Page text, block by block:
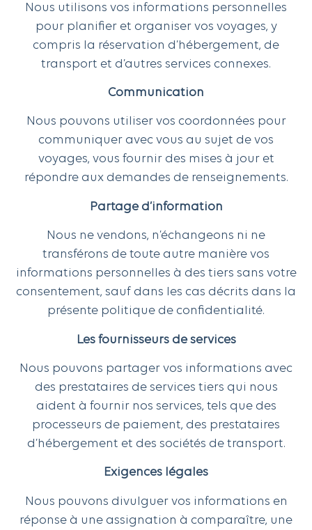
Nous utilisons vos informations personnelles
pour planifier et organiser vos voyages, y
compris la réservation d’hébergement, de
transport et d’autres services connexes.
Communication
Nous pouvons utiliser vos coordonnées pour
communiquer avec vous au sujet de vos
voyages, vous fournir des mises à jour et
répondre aux demandes de renseignements.
Partage d’information
Nous ne vendons, n’échangeons ni ne
transférons de toute autre manière vos
informations personnelles à des tiers sans votre
consentement, sauf dans les cas décrits dans la
présente politique de confidentialité.
Les fournisseurs de services
Nous pouvons partager vos informations avec
des prestataires de services tiers qui nous
aident à fournir nos services, tels que des
processeurs de paiement, des prestataires
d’hébergement et des sociétés de transport.
Exigences légales
Nous pouvons divulguer vos informations en
réponse à une assignation à comparaître, une